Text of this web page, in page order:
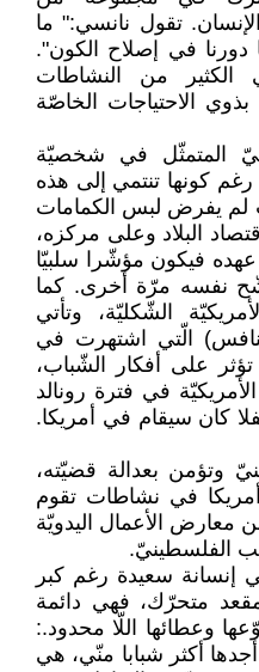
تقول نانسي:" ما
دورنا في إصلاح الكون".
الكثير من النشاطات
الاحتياجات الخاصّة
المتمثّل في شخصيّة
كونها تنتمي إلى هذه
لم يفرض لبس الكمامات
البلاد وعلى مركزه،
فيكون مؤشّرا سلبيّا
نفسه مرّة أخرى. كما
الشّكليّة، وتأتي
الّتي اشتهرت في
تؤثر على أفكار الشّباب،
في فترة رونالد
كان سيقام في أمريكا.
وتؤمن بعدالة قضيّته،
في نشاطات تقوم
معارض الأعمال اليدويّة
الفلسطينيّ.
إنسانة سعيدة رغم كبر
متحرّك، فهي دائمة
وعطائها اللّا محدود.:
أكثر شبابا منّي، هي